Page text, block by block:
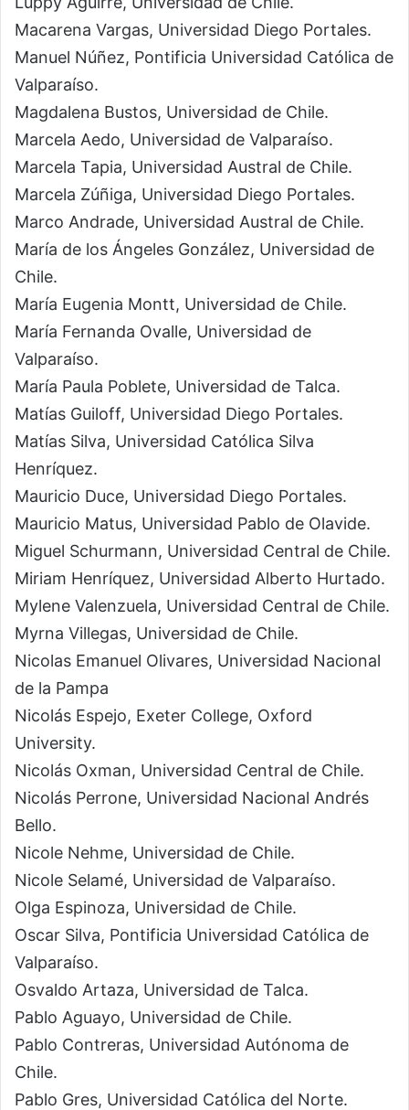
Macarena Vargas, Universidad Diego Portales.
Manuel Núñez, Pontificia Universidad Católica de
Valparaíso.
Magdalena Bustos, Universidad de Chile.
Marcela Aedo, Universidad de Valparaíso.
Marcela Tapia, Universidad Austral de Chile.
Marcela Zúñiga, Universidad Diego Portales.
Marco Andrade, Universidad Austral de Chile.
María de los Ángeles González, Universidad de
Chile.
María Eugenia Montt, Universidad de Chile.
María Fernanda Ovalle, Universidad de
Valparaíso.
María Paula Poblete, Universidad de Talca.
Matías Guiloff, Universidad Diego Portales.
Matías Silva, Universidad Católica Silva
Henríquez.
Mauricio Duce, Universidad Diego Portales.
Mauricio Matus, Universidad Pablo de Olavide.
Miguel Schurmann, Universidad Central de Chile.
Miriam Henríquez, Universidad Alberto Hurtado.
Mylene Valenzuela, Universidad Central de Chile.
Myrna Villegas, Universidad de Chile.
Nicolas Emanuel Olivares, Universidad Nacional
de la Pampa
Nicolás Espejo, Exeter College, Oxford
University.
Nicolás Oxman, Universidad Central de Chile.
Nicolás Perrone, Universidad Nacional Andrés
Bello.
Nicole Nehme, Universidad de Chile.
Nicole Selamé, Universidad de Valparaíso.
Olga Espinoza, Universidad de Chile.
Oscar Silva, Pontificia Universidad Católica de
Valparaíso.
Osvaldo Artaza, Universidad de Talca.
Pablo Aguayo, Universidad de Chile.
Pablo Contreras, Universidad Autónoma de
Chile.
Pablo Gres, Universidad Católica del Norte.